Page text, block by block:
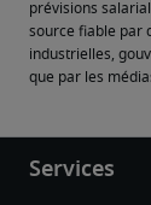
prévisions
source fiable par
industrielles,
que par les